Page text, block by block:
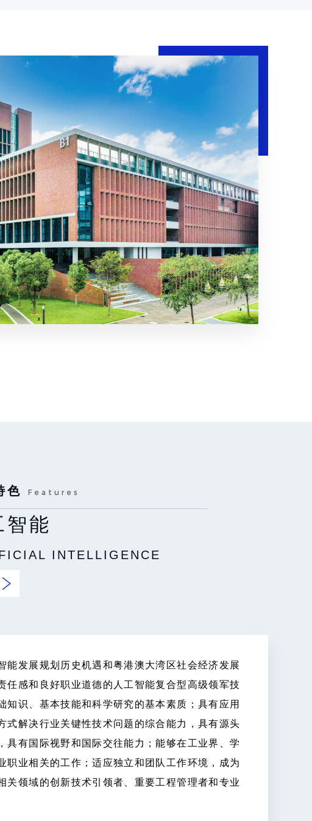
色 Features
智能
INTELLIGENCE
能发展规划历史机遇和粤港澳大湾区社会经济发展
任感和良好职业道德的人工智能复合型高级领军技
知识、基本技能和科学研究的基本素质；具有应用
式解决行业关键性技术问题的综合能力，具有源头
具有国际视野和国际交往能力；能够在工业界、学
职业相关的工作；适应独立和团队工作环境，成为
关领域的创新技术引领者、重要工程管理者和专业
色 Features
科学与大数据技术
SCIENCE
据国家战略发展规划历史机遇和粤港澳大湾区数据
美劳全面发展，具有国际视野和较强专业能力的大
据科学与大数据技术领域的基础知识、基本技能和
术理论和方法进行数据建模和高效分析与处理行业
源头创新和引领行业技术发展的潜质，具有国际视
关和企事业单位从事大数据研究、大数据分析、大
为推动大数据在互联网、物联网、金融、教育、交
科学人才。 本专业课程体系在数据科学与大数据